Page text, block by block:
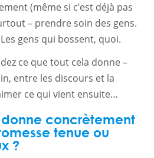
(même si c’est déjà pas
– prendre soin des gens.
gens qui bossent, quoi.
ce que tout cela donne –
entre les discours et la
ce qui vient ensuite…
concrètement
tenue ou
?